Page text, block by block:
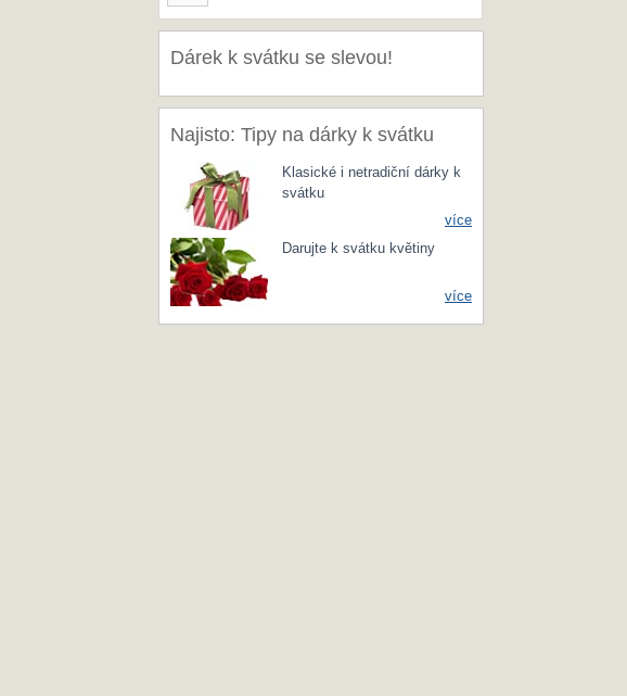
Dárek k svátku se slevou!
Najisto: Tipy na dárky k svátku
Klasické i netradiční dárky k
svátku
více
Darujte k svátku květiny
více